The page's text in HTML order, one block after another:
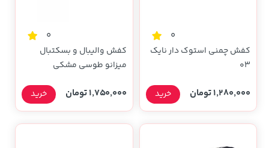
0
کفش چمنی استوک دار نایک
۰۳
1,280,000 تومان خرید
0
کفش والیبال و بسکتبال
میزانو طوسی مشکی
1,750,000 تومان خرید